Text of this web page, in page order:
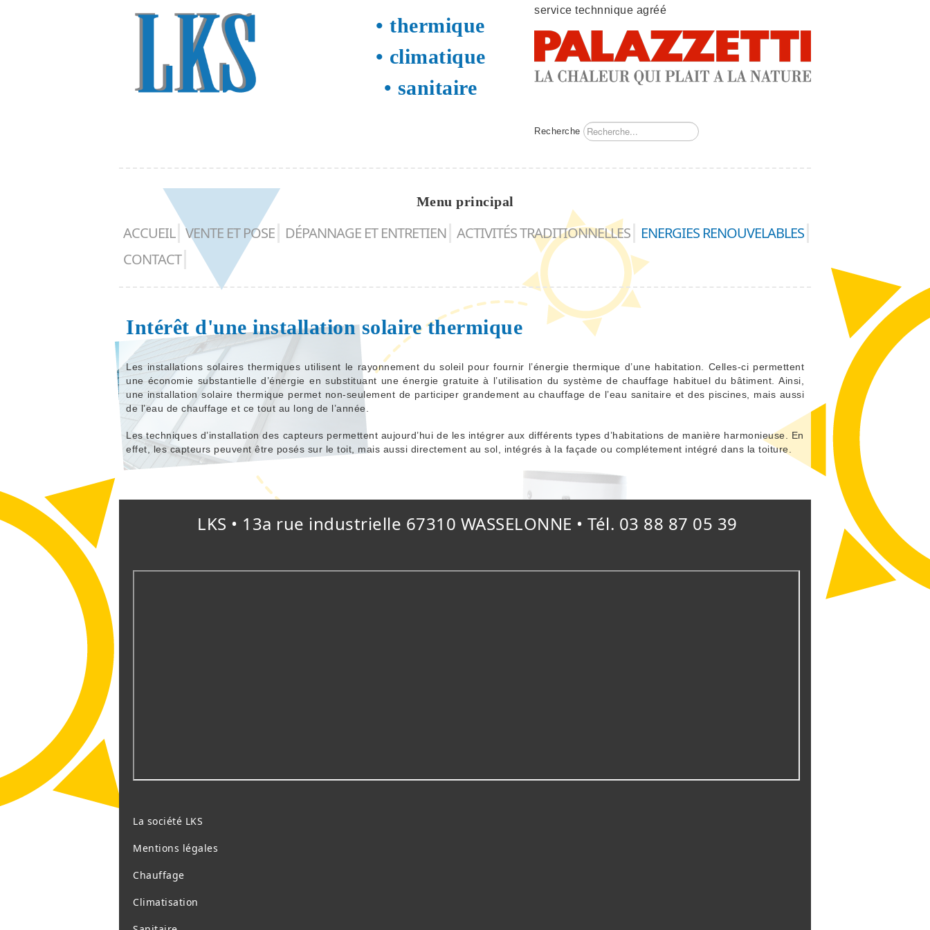
• thermique
• climatique
• sanitaire
service technnique agréé
Recherche
Menu principal
ACCUEIL VENTE ET POSE DÉPANNAGE ET ENTRETIEN ACTIVITÉS TRADITIONNELLES
ENERGIES RENOUVELABLES
CONTACT
Intérêt d'une installation solaire thermique
Les installations solaires thermiques utilisent le rayonnement du soleil pour fournir l’énergie thermique d’une habitation. Celles-ci permettent
une économie substantielle d’énergie en substituant une énergie gratuite à l’utilisation du système de chauffage habituel du bâtiment. Ainsi,
une installation solaire thermique permet non-seulement de participer grandement au chauffage de l’eau sanitaire et des piscines, mais aussi
de l’eau de chauffage et ce tout au long de l’année.
Les techniques d’installation des capteurs permettent aujourd’hui de les intégrer aux différents types d’habitations de manière harmonieuse. En
effet, les capteurs peuvent être posés sur le toit, mais aussi directement au sol, intégrés à la façade ou complétement intégré dans la toiture.
LKS • 13a rue industrielle 67310 WASSELONNE • Tél. 03 88 87 05 39
La société LKS
Mentions légales
Chauffage
Climatisation